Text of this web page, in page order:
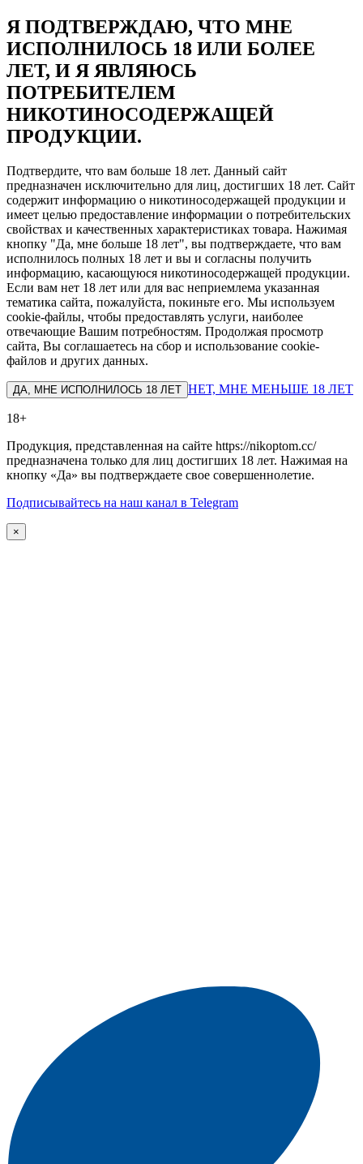
Я ПОДТВЕРЖДАЮ, ЧТО МНЕ
ИСПОЛНИЛОСЬ 18 ИЛИ БОЛЕЕ
ЛЕТ, И Я ЯВЛЯЮСЬ
ПОТРЕБИТЕЛЕМ
НИКОТИНОСОДЕРЖАЩЕЙ
ПРОДУКЦИИ.
Подтвердите, что вам больше 18 лет. Данный сайт
предназначен исключительно для лиц, достигших 18 лет. Сайт
содержит информацию о никотиносодержащей продукции и
имеет целью предоставление информации о потребительских
свойствах и качественных характеристиках товара. Нажимая
кнопку "Да, мне больше 18 лет", вы подтверждаете, что вам
исполнилось полных 18 лет и вы и согласны получить
информацию, касающуюся никотиносодержащей продукции.
Если вам нет 18 лет или для вас неприемлема указанная
тематика сайта, пожалуйста, покиньте его. Мы используем
cookie-файлы, чтобы предоставлять услуги, наиболее
отвечающие Вашим потребностям. Продолжая просмотр
сайта, Вы соглашаетесь на сбор и использование cookie-
файлов и других данных.
ДА, МНЕ ИСПОЛНИЛОСЬ 18 ЛЕТ НЕТ, МНЕ МЕНЬШЕ 18 ЛЕТ
18+
Продукция, представленная на сайте https://nikoptom.cc/
предназначена только для лиц достигших 18 лет. Нажимая на
кнопку «Да» вы подтверждаете свое совершеннолетие.
Подписывайтесь на наш канал в Telegram
×